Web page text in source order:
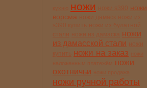
ножи
ножи
ворсма
ножи дамаск
ножи из булатной
стали
ножи
из дамасской стали
ножи
купить
ножи на заказ
ножи
охотничьи
ножи ручной работы